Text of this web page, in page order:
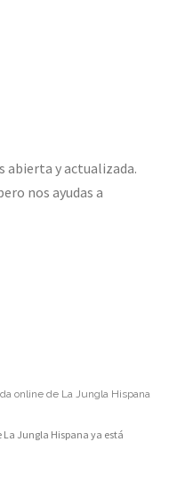
abierta y actualizada.
nos ayudas a
online de La Jungla Hispana
La Jungla Hispana ya está